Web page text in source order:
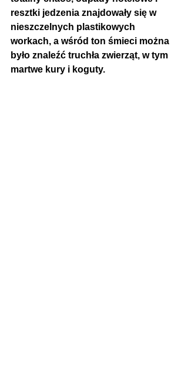
resztki jedzenia znajdowały się w
nieszczelnych plastikowych
workach, a wśród ton śmieci można
było znaleźć truchła zwierząt, w tym
martwe kury i koguty.